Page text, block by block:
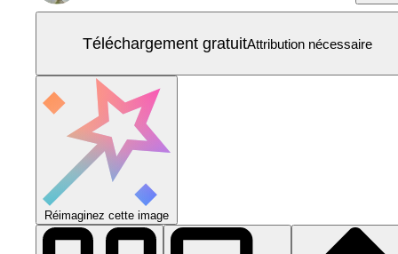
Téléchargement gratuitAttribution nécessaire
Réimaginez cette image